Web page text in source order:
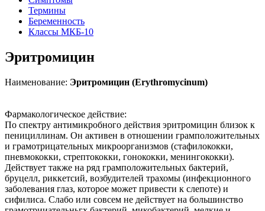
Термины
Беременность
Классы МКБ-10
Эритромицин
Наименование: Эритромицин (Erythromycinum)
Фармакологическое действие:
По спектру антимикробного действия эритромицин близок к
пенициллинам. Он активен в отношении грамположительных
и грамотрицательных микроорганизмов (стафилококки,
пневмококки, стрептококки, гонококки, менингококки).
Действует также на ряд грамположительных бактерий,
бруцелл, риккетсий, возбудителей трахомы (инфекционного
заболевания глаз, которое может привести к слепоте) и
сифилиса. Слабо или совсем не действует на большинство